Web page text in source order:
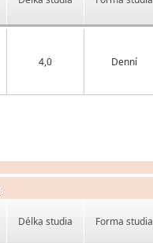
4,0 Denní
Délka studia Forma studia